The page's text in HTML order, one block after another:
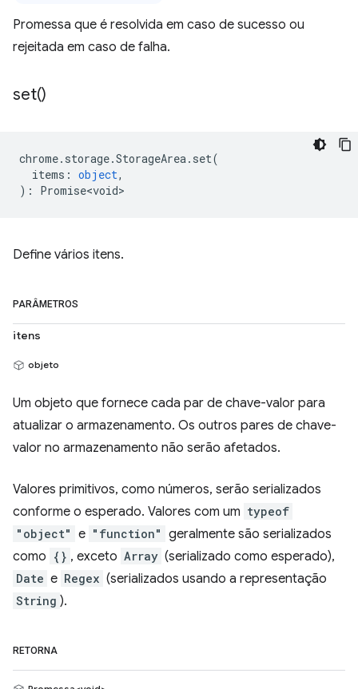
Promessa que é resolvida em caso de sucesso ou
rejeitada em caso de falha.
set()
chrome. storage.StorageArea. set(
items : object,
) : Promise<void>
Define vários itens.
PARÂMETROS
itens
objeto
Um objeto que fornece cada par de chave-valor para
atualizar o armazenamento. Os outros pares de chave-
valor no armazenamento não serão afetados.
Valores primitivos, como números, serão serializados
conforme o esperado. Valores com um typeof
"object" e "function" geralmente são serializados
como {} , exceto Array (serializado como esperado),
Date e Regex (serializados usando a representação
String ).
RETORNA